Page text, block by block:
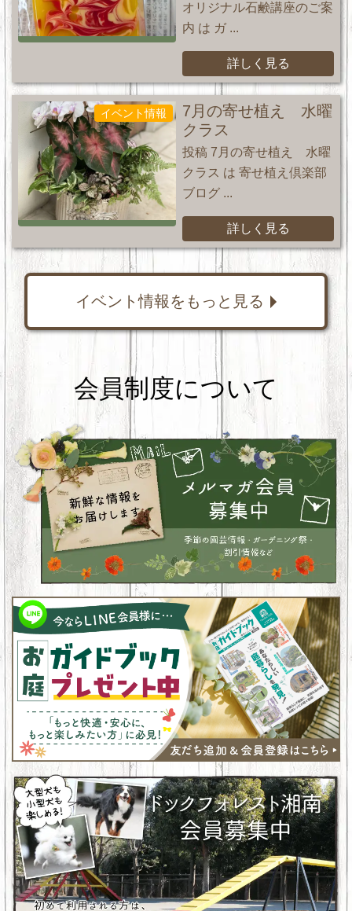
オリジナル石鹸講座のご案
内 は ガ ...
詳しく見る
イベント情報
7月の寄せ植え 水曜
クラス
投稿 7月の寄せ植え 水曜
クラス は 寄せ植え倶楽部
ブログ ...
詳しく見る
イベント情報をもっと見る
会員制度について